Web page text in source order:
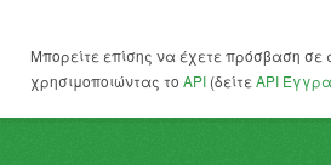
Μπορείτε επίσης να έχετε πρόσβαση σε
χρησιμοποιώντας το API (δείτε API